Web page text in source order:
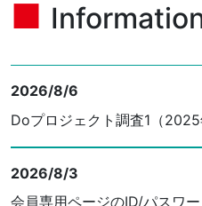
2026/8/6
Doプロジェクト調査1（
2026/8/3
会員専用ページのID/パスワー